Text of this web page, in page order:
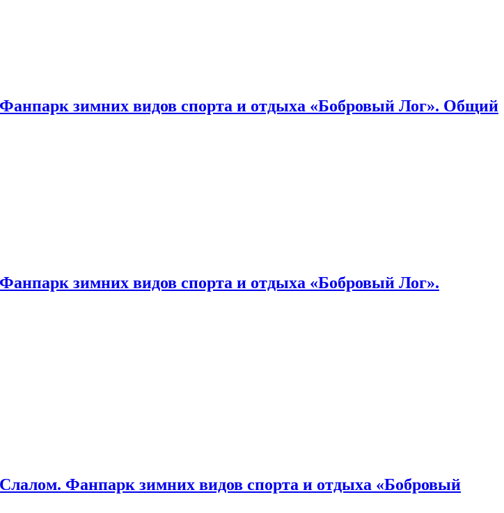
зимних видов спорта и отдыха «Бобровый Лог». Общий
зимних видов спорта и отдыха «Бобровый Лог».
Фанпарк зимних видов спорта и отдыха «Бобровый